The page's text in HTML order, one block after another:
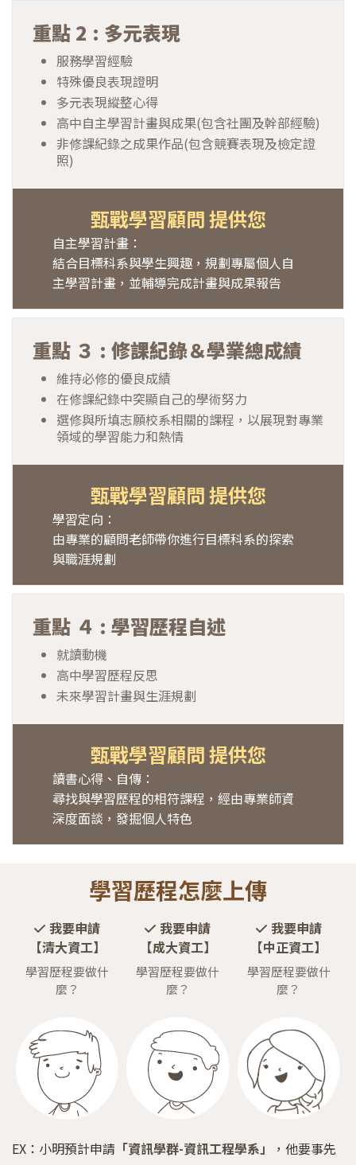
重點 2 : 多元表現
服務學習經驗
特殊優良表現證明
多元表現縱整心得
高中自主學習計畫與成果(包含社團及幹部經驗)
非修課紀錄之成果作品(包含競賽表現及檢定證
照)
甄戰學習顧問 提供您
自主學習計畫：
結合目標科系與學生興趣，規劃專屬個人自
主學習計畫，並輔導完成計畫與成果報告
重點 ３ : 修課紀錄＆學業總成績
維持必修的優良成績
在修課紀錄中突顯自己的學術努力
選修與所填志願校系相關的課程，以展現對專業
領域的學習能力和熱情
甄戰學習顧問 提供您
學習定向：
由專業的顧問老師帶你進行目標科系的探索
與職涯規劃
重點 ４ : 學習歷程自述
就讀動機
高中學習歷程反思
未來學習計畫與生涯規劃
甄戰學習顧問 提供您
讀書心得、自傳：
尋找與學習歷程的相符課程，經由專業師資
深度面談，發掘個人特色
學習歷程怎麼上傳
我要申請
【清大資工】
學習歷程要做什
麼？
我要申請
【成大資工】
學習歷程要做什
麼？
我要申請
【中正資工】
學習歷程要做什
麼？
EX：小明預計申請 「資訊學群-資訊工程學系」
，他要事先